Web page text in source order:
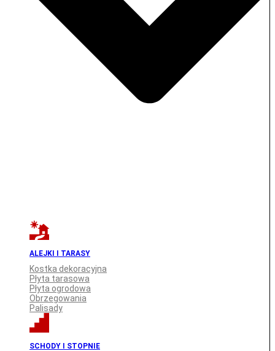
ALEJKI I TARASY
Kostka dekoracyjna
Płyta tarasowa
Płyta ogrodowa
Obrzegowania
Palisady
SCHODY I STOPNIE